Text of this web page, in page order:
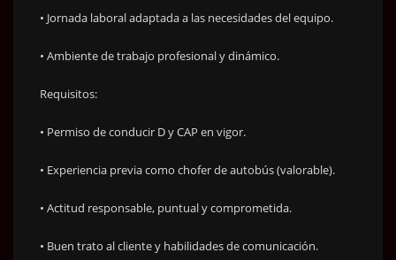
• Jornada laboral adaptada a las necesidades del equipo.
• Ambiente de trabajo profesional y dinámico.
Requisitos:
• Permiso de conducir D y CAP en vigor.
• Experiencia previa como chofer de autobús (valorable).
• Actitud responsable, puntual y comprometida.
• Buen trato al cliente y habilidades de comunicación.